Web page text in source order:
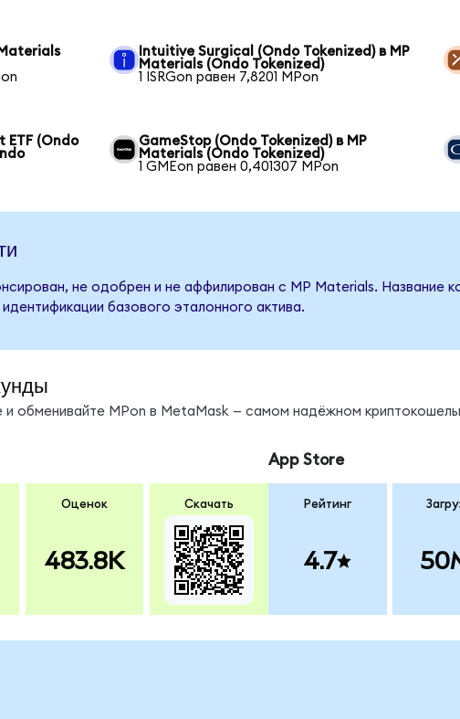
Intuitive Surgical (Ondo Tokenized) в MP
Materials (Ondo Tokenized)
1 ISRGon равен 7,8201 MPon
ETF (Ondo
GameStop (Ondo Tokenized) в MP
Materials (Ondo Tokenized)
1 GMEon равен 0,401307 MPon
не одобрен и не аффилирован с MP Materials. Название
базового эталонного актива.
и обменивайте MPon в MetaMask — самом надёжном
Оценок
483.8K
Скачать
App Store
Рейтинг
4.7